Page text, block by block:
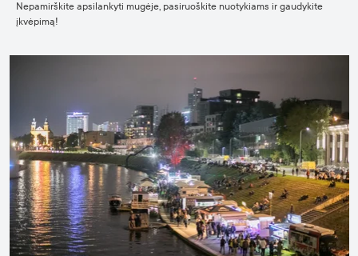
Nepamirškite apsilankyti mugėje, pasiruoškite nuotykiams ir gaudykite
įkvėpimą!